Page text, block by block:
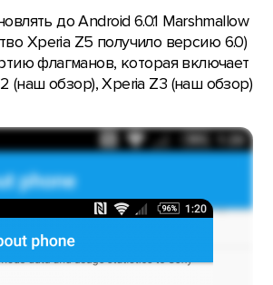
до Android 6.0.1 Marshmallow
Xperia Z5 получило версию 6.0)
флагманов, которая включает
(наш обзор), Xperia Z3 (наш обзор)